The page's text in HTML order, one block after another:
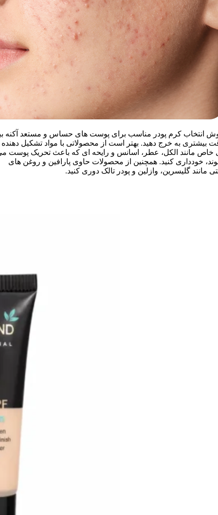
انتخاب کرم پودر مناسب برای پوست های حساس و مستعد آکنه
بیشتری به خرج دهید. بهتر است از محصولاتی با مواد تشکیل دهنده
خاص مانند الکل، عطر، اسانس و رایحه ای که باعث تحریک پوست
خودداری کنید. همچنین از محصولات حاوی پارافین و روغن های
مانند گلیسرین، وازلین و پودر تالک دوری کنید.